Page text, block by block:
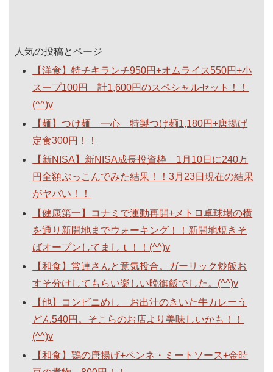
人気の投稿とページ
【洋食】特チキランチ950円+オムライス550円+小
スープ100円 計1,600円のスペシャルセット！！
(^^)v
【麺】つけ麺 一心 特製つけ麺1,180円+唐揚げ
定食300円！！
【新NISA】新NISA成長投資枠 1月10日に240万
円全額ぶっこんでみた結果！！3月23日現在の結果
がヤバい！！
【健康第一】コナミで運動再開+メトロ卓球場の横
を通り新開地までウォーキング！！新開地焼きそ
ばオープンしてましｔ！！(^^)v
【和食】常連さんと意気投合。ガーリック炒飯お
すそ分けしてもらい楽しい晩御飯でした。(^^)v
【他】コンビニめし お出汁のきいた牛カレーう
どん540円。そこらのお店より美味しいかも！！
(^^)v
【和食】鶏の唐揚げ+ペンネ・ミートソース+金時